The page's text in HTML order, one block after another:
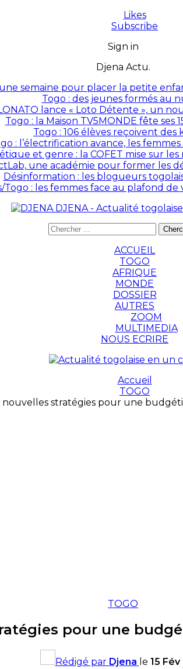
Likes
Subscribe
Sign in
Djena Actu.
semaine pour placer la petite
Togo : des jeunes formés au
lance « Loto Détente », un
Togo : la Maison TV5MONDE fête ses
Togo : 106 élèves reçoivent des
: l’électrification avance, les
et genre : la COFET mise sur
une académie pour former les
Désinformation : les blogueurs
Togo : les femmes face au plafond
DJENA - Actualité
ACCUEIL
TOGO
AFRIQUE
MONDE
DOSSIER
AUTRES
ZOOM
MULTIMEDIA
NOUS ECRIRE
Accueil
TOGO
stratégies pour une
TOGO
pour une
Rédigé par Djena le 15